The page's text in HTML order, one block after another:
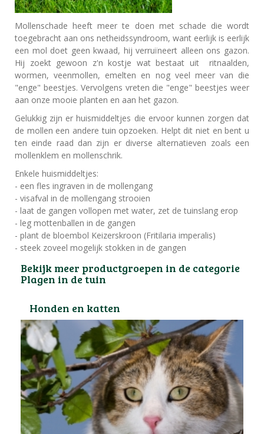
Mollenschade heeft meer te doen met schade die wordt
toegebracht aan ons netheidssyndroom, want eerlijk is eerlijk
een mol doet geen kwaad, hij verruïneert alleen ons gazon.
Hij zoekt gewoon z'n kostje wat bestaat uit ritnaalden,
wormen, veenmollen, emelten en nog veel meer van die
"enge" beestjes. Vervolgens vreten die "enge" beestjes weer
aan onze mooie planten en aan het gazon.
Gelukkig zijn er huismiddeltjes die ervoor kunnen zorgen dat
de mollen een andere tuin opzoeken. Helpt dit niet en bent u
ten einde raad dan zijn er diverse alternatieven zoals een
mollenklem en mollenschrik.
Enkele huismiddeltjes:
- een fles ingraven in de mollengang
- visafval in de mollengang strooien
- laat de gangen vollopen met water, zet de tuinslang erop
- leg mottenballen in de gangen
- plant de bloembol Keizerskroon (Fritilaria imperalis)
- steek zoveel mogelijk stokken in de gangen
Bekijk meer productgroepen in de categorie
Plagen in de tuin
Honden en katten